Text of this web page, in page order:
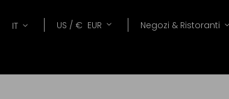
Lang
IT Valuta
US / € EUR Negozi & Ristoranti